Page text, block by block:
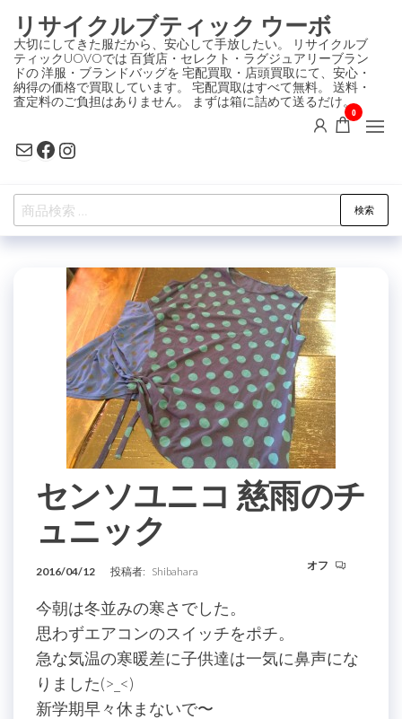
ン
テ
ン
ツ
プ
リサイクルブティック ウーボ
大切にしてきた服だから、安心して手放したい。 リサイクルブ
ティックUOVOでは 百貨店・セレクト・ラグジュアリーブラン
ドの 洋服・ブランドバッグを 宅配買取・店頭買取にて、安心・
納得の価格で買取しています。 宅配買取はすべて無料。 送料・
査定料のご負担はありません。 まずは箱に詰めて送るだけ。
MailFacebook
Instagram
0
検
索
検索
センソユニコ 慈雨のチ
ュニック
2016/04/12 投稿者: Shibahara オフ
今朝は冬並みの寒さでした。
思わずエアコンのスイッチをポチ。
急な気温の寒暖差に子供達は一気に鼻声にな
りました(>_<)
新学期早々休まないで〜